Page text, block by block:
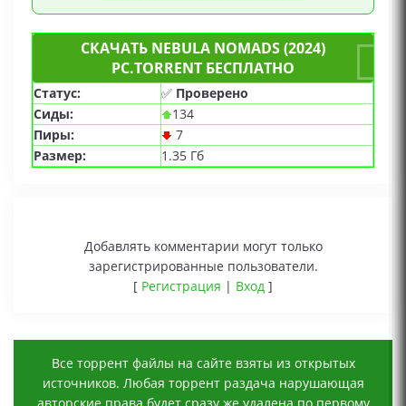
СКАЧАТЬ NEBULA NOMADS (2024)
PC.TORRENT БЕСПЛАТНО
Статус: ✅ Проверено
Сиды:
134
Пиры:
7
Размер:
1.35 Гб
Добавлять комментарии могут только
зарегистрированные пользователи.
[ Регистрация | Вход ]
Все торрент файлы на сайте взяты из открытых
источников. Любая торрент раздача нарушающая